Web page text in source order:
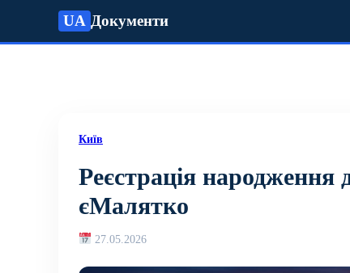
UA Документи
Київ
Реєстрація народження
єМалятко
27.05.2026